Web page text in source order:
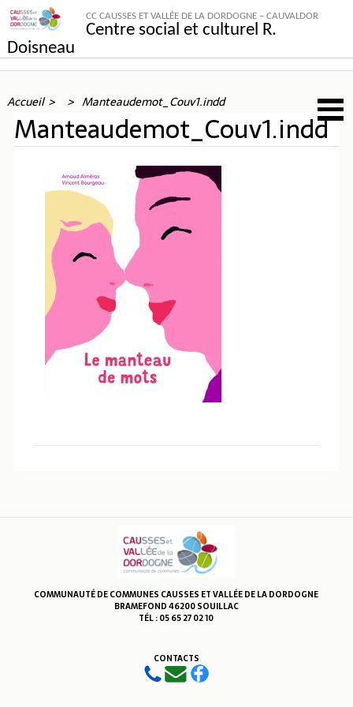
CC CAUSSES ET VALLÉE DE LA DORDOGNE – CAUVALDOR
Centre social et culturel R.
Doisneau
Accueil Manteaudemot_Couv1.indd
Manteaudemot_Couv1.indd
COMMUNAUTÉ DE COMMUNES CAUSSES ET VALLÉE DE LA DORDOGNE
BRAMEFOND 46200 SOUILLAC
TÉL : 05 65 27 02 10
CONTACTS